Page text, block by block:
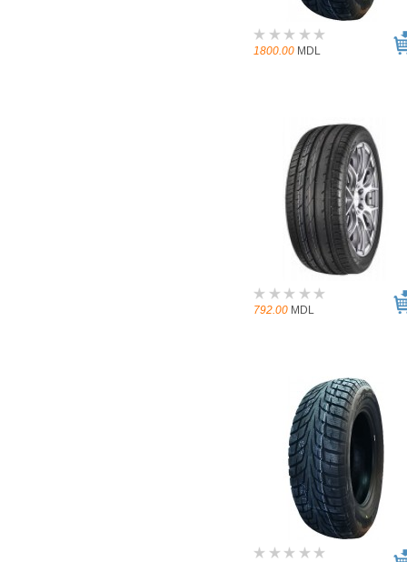
1800.00 MDL
792.00 MDL